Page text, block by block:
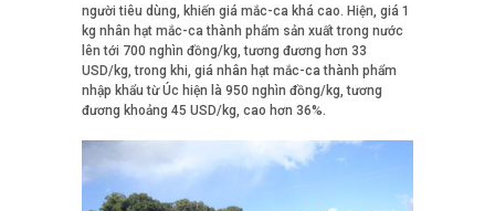
người tiêu dùng, khiến giá mắc-ca khá cao. Hiện, giá 1
kg nhân hạt mắc-ca thành phẩm sản xuất trong nước
lên tới 700 nghìn đồng/kg, tương đương hơn 33
USD/kg, trong khi, giá nhân hạt mắc-ca thành phẩm
nhập khẩu từ Úc hiện là 950 nghìn đồng/kg, tương
đương khoảng 45 USD/kg, cao hơn 36%.